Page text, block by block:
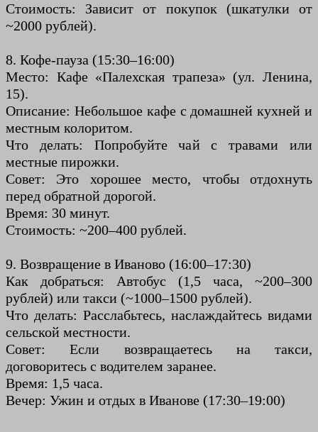
Стоимость: Зависит от покупок (шкатулки от
~2000 рублей).
8. Кофе-пауза (15:30–16:00)
Место: Кафе «Палехская трапеза» (ул. Ленина,
15).
Описание: Небольшое кафе с домашней кухней и
местным колоритом.
Что делать: Попробуйте чай с травами или
местные пирожки.
Совет: Это хорошее место, чтобы отдохнуть
перед обратной дорогой.
Время: 30 минут.
Стоимость: ~200–400 рублей.
9. Возвращение в Иваново (16:00–17:30)
Как добраться: Автобус (1,5 часа, ~200–300
рублей) или такси (~1000–1500 рублей).
Что делать: Расслабьтесь, наслаждайтесь видами
сельской местности.
Совет: Если возвращаетесь на такси,
договоритесь с водителем заранее.
Время: 1,5 часа.
Вечер: Ужин и отдых в Иванове (17:30–19:00)